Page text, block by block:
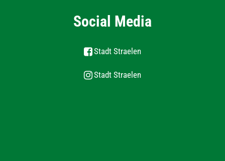
Social Media
Stadt Straelen
Stadt Straelen